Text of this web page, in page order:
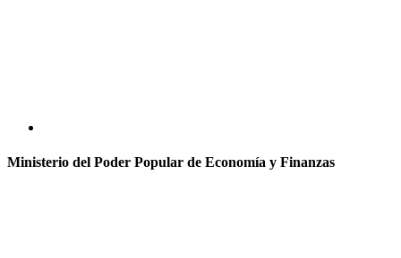
Ministerio del Poder Popular de Economía y Finanzas